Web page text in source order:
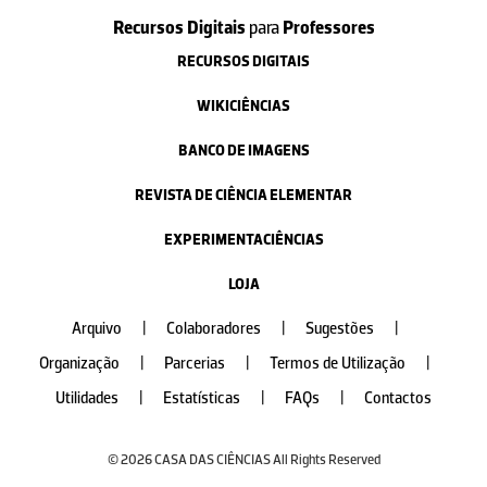
Recursos Digitais paraProfessores
RECURSOS DIGITAIS
WIKICIÊNCIAS
BANCO DE IMAGENS
REVISTA DE CIÊNCIA ELEMENTAR
EXPERIMENTACIÊNCIAS
LOJA
Arquivo Colaboradores Sugestões
Organização
Parcerias Termos de Utilização
Utilidades
Estatísticas FAQs Contactos
© 2026 CASA DAS CIÊNCIAS All Rights Reserved